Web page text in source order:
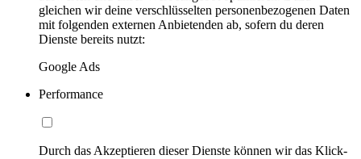
gleichen wir deine verschlüsselten personenbezogenen Daten
mit folgenden externen Anbietenden ab, sofern du deren
Dienste bereits nutzt:
Google Ads
Performance
Durch das Akzeptieren dieser Dienste können wir das Klick-